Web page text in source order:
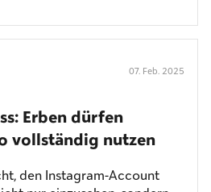
07. Feb. 2025
Erben dürfen
vollständig nutzen
den Instagram-Account